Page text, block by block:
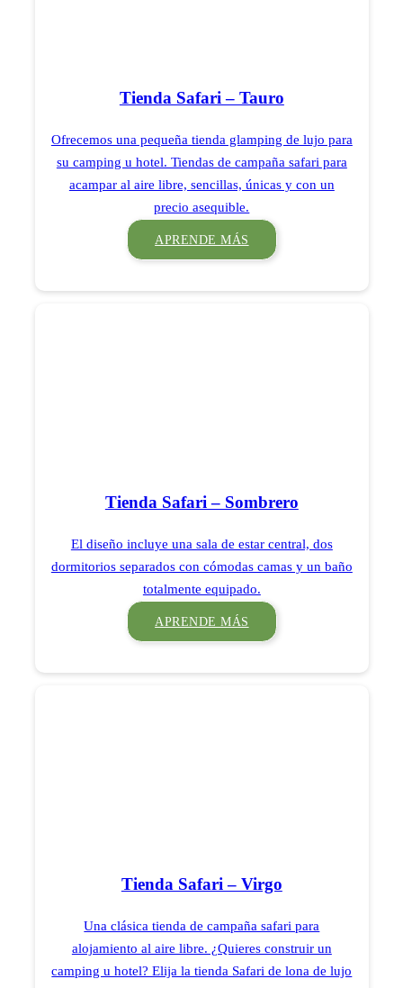
Tienda Safari – Tauro
Ofrecemos una pequeña tienda glamping de lujo para
su camping u hotel. Tiendas de campaña safari para
acampar al aire libre, sencillas, únicas y con un
precio asequible.
APRENDE MÁS
Tienda Safari – Sombrero
El diseño incluye una sala de estar central, dos
dormitorios separados con cómodas camas y un baño
totalmente equipado.
APRENDE MÁS
Tienda Safari – Virgo
Una clásica tienda de campaña safari para
alojamiento al aire libre. ¿Quieres construir un
camping u hotel? Elija la tienda Safari de lona de lujo